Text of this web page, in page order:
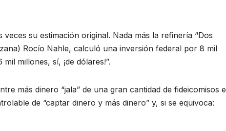
su estimación original. Nada más la refinería “Dos
Rocío Nahle, calculó una inversión federal por 8 mil
millones, sí, ¡de dólares!”.
más dinero “jala” de una gran cantidad de fideicomisos e
de “captar dinero y más dinero” y, si se equivoca: